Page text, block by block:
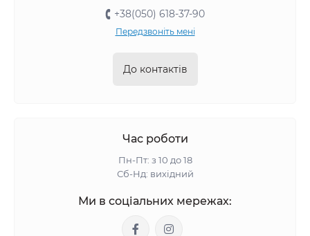
+38(050) 618-37-90
Передзвоніть мені
До контактів
Час роботи
Пн-Пт: з 10 до 18
Сб-Нд: вихідний
Ми в соціальних мережах: